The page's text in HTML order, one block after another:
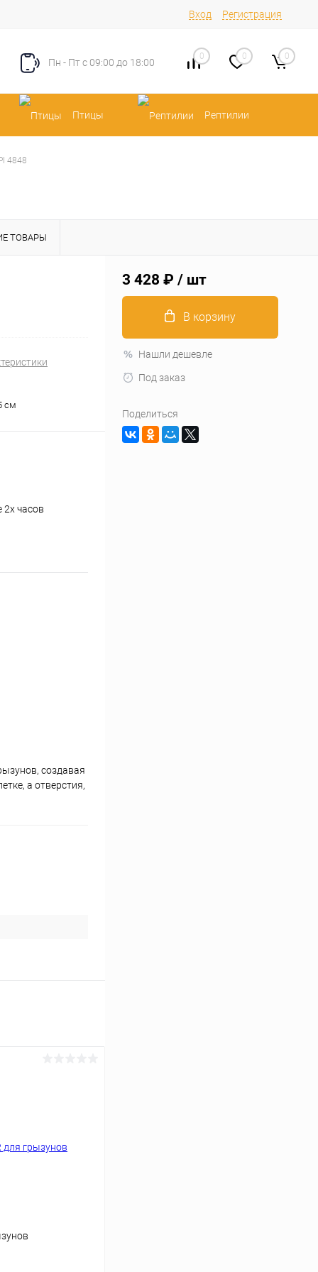
Вход Регистрация
Пн - Пт с 09:00 до 18:00
0 0 0
Птицы Рептилии
4848
ТОВАРЫ
см
создавая
а отверстия,
3 428 ₽ / шт
В корзину
Нашли дешевле
Под заказ
Поделиться